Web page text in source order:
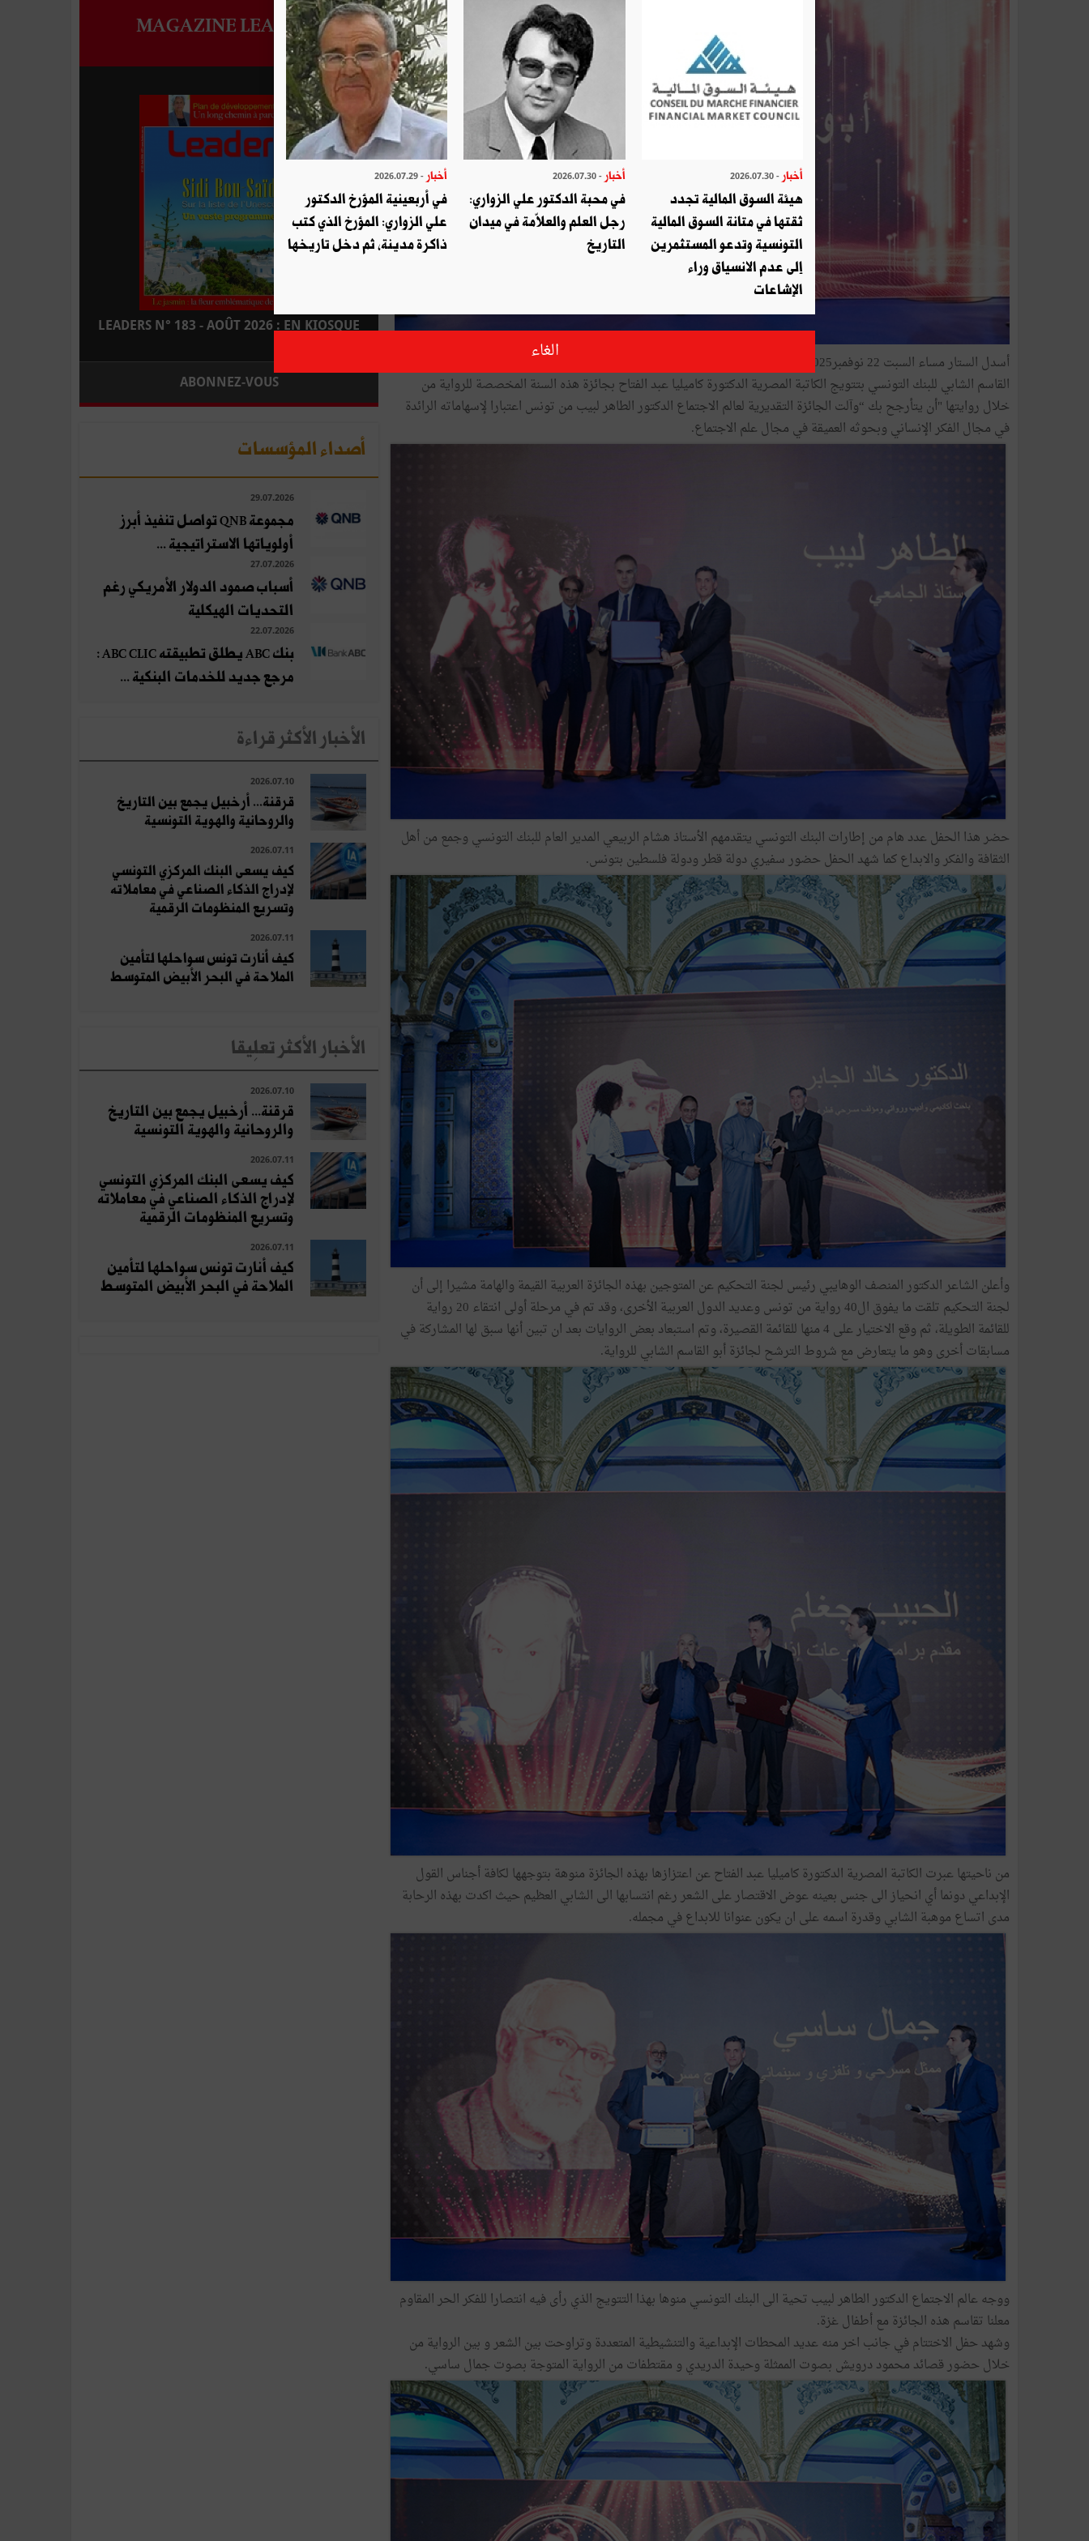
القاسم الشابي للبنك التونسي بتتويج الكاتبة المصرية الدكتورة كاميليا عبد الفتاح بجائزة هذه السنة المخصصة للرواية من
خلال روايتها "أن يتأرجح بك “وآلت الجائزة التقديرية لعالم الاجتماع الدكتور الطاهر لبيب من تونس اعتبارا لإسهاماته الرائدة
في مجال الفكر الإنساني وبحوثه العميقة في مجال علم الاجتماع.
حضر هذا الحفل عدد هام من إطارات البنك التونسي يتقدمهم الأستاذ هشام الربيعي المدير العام للبنك التونسي وجمع من أهل
الثقافة والفكر والابداع كما شهد الحفل حضور سفيري دولة قطر ودولة فلسطين بتونس.
وأعلن الشاعر الدكتور المنصف الوهايبي رئيس لجنة التحكيم عن المتوجين بهذه الجائزة العربية القيمة والهامة مشيرا إلى أن
لجنة التحكيم تلقت ما يفوق ال40 رواية من تونس وعديد الدول العربية الأخرى، وقد تم في مرحلة أولى انتقاء 20 رواية
للقائمة الطويلة، ثم وقع الاختيار على 4 منها للقائمة القصيرة، وتم استبعاد بعض الروايات بعد ان تبين أنها سبق لها المشاركة في
مسابقات أخرى وهو ما يتعارض مع شروط الترشح لجائزة أبو القاسم الشابي للرواية.
من ناحيتها عبرت الكاتبة المصرية الدكتورة كاميليا عبد الفتاح عن اعتزازها بهذه الجائزة منوهة بتوجهها لكافة أجناس القول
الإبداعي دونما أي انحياز الى جنس بعينه عوض الاقتصار على الشعر رغم انتسابها الى الشابي العظيم حيث اكدت بهذه الرحابة
مدى اتساع موهبة الشابي وقدرة اسمه على ان يكون عنوانا للابداع في مجمله.
ووجه عالم الاجتماع الدكتور الطاهر لبيب تحية الى البنك التونسي منوها بهذا التتويج الذي رأى فيه انتصارا للفكر الحر المقاوم
معلنا تقاسم هذه الجائزة مع أطفال غزة.
وشهد حفل الاختتام في جانب اخر منه عديد المحطات الإبداعية والتنشيطية المتعددة وتراوحت بين الشعر و بين الرواية من
خلال حضور قصائد محمود درويش بصوت الممثلة وحيدة الدريدي و مقتطفات من الرواية المتوجة بصوت جمال ساسي.
MAGAZINE LEADERS
LEADERS N° 183 - AOÛT 2026 : EN KIOSQUE
ABONNEZ-VOUS
أصداء المؤسسات
29.07.2026
مجموعة QNB تواصل تنفيذ أبرز
أولوياتها الاستراتيجية ...
27.07.2026
أسباب صمود الدولار الأمريكي رغم
التحديات الهيكلية
22.07.2026
بنك ABC يطلق تطبيقته ABC CLIC :
مرجع جديد للخدمات البنكية ...
الأخبار الأكثر قراءة
2026.07.10
قرقنة... أرخبيل يجمع بين التاريخ
والروحانية والهوية التونسية
2026.07.11
كيف يسعى البنك المركزي التونسي
لإدراج الذكاء الصناعي في معاملاته
وتسريع المنظومات الرقمية
2026.07.11
كيف أنارت تونس سواحلها لتأمين
الملاحة في البحر الأبيض المتوسط
الأخبار الأكثر تعلِيقا
2026.07.10
قرقنة... أرخبيل يجمع بين التاريخ
والروحانية والهوية التونسية
2026.07.11
كيف يسعى البنك المركزي التونسي
لإدراج الذكاء الصناعي في معاملاته
وتسريع المنظومات الرقمية
2026.07.11
كيف أنارت تونس سواحلها لتأمين
الملاحة في البحر الأبيض المتوسط
أخبار - 2026.07.30
هيئة السوق المالية تجدد
ثقتها في متانة السوق المالية
التونسية وتدعو المستثمرين
إلى عدم الانسياق وراء
الإشاعات
أخبار - 2026.07.30
في محبة الدكتور علي الزواري:
رجل العلم والعلاّمة في ميدان
التاريخ
أخبار - 2026.07.29
في أربعينية المؤرخ الدكتور
علي الزواري: المؤرخ الذي كتب
ذاكرة مدينة، ثم دخل تاريخها
الغاء